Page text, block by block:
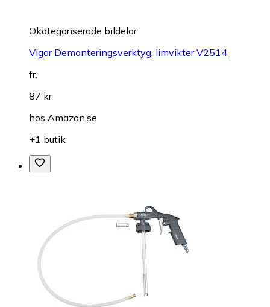
Okategoriserade bildelar
Vigor Demonteringsverktyg, limvikter V2514
fr.
87 kr
hos Amazon.se
+1 butik